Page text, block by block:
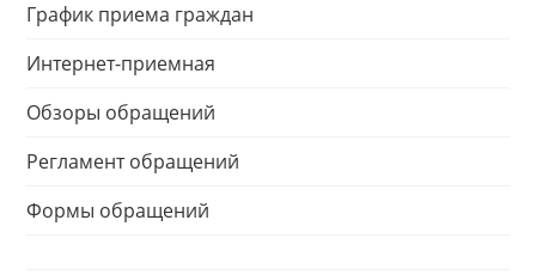
График приема граждан
Интернет-приемная
Обзоры обращений
Регламент обращений
Формы обращений